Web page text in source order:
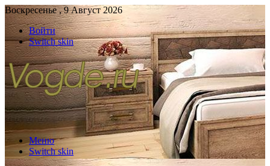
Воскресенье , 9 Август 2026
Войти
Switch skin
Меню
Switch skin